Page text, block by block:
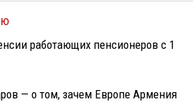
работающих пенсионеров с 1
— о том, зачем Европе Армения